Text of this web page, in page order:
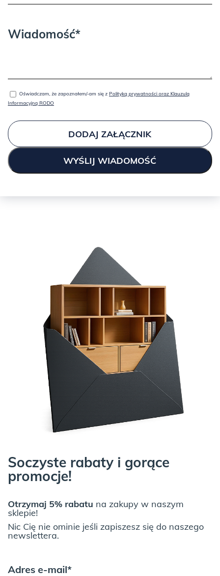
Wiadomość*
Oświadczam, że zapoznałem/-am się z Polityką prywatności oraz Klauzulą
Informacyjną RODO
DODAJ ZAŁĄCZNIK
Soczyste rabaty i gorące
promocje!
Otrzymaj 5% rabatu na zakupy w naszym
sklepie!
Nic Cię nie ominie jeśli zapiszesz się do naszego
newslettera.
Adres e-mail*